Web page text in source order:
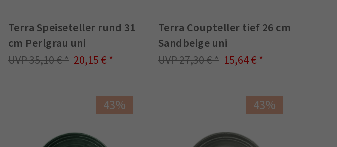
Terra Speiseteller rund 31
cm Perlgrau uni
35,10 €
20,15 €
Terra Coupteller tief 26 cm
Sandbeige uni
27,30 €
15,64 €
43% 43%